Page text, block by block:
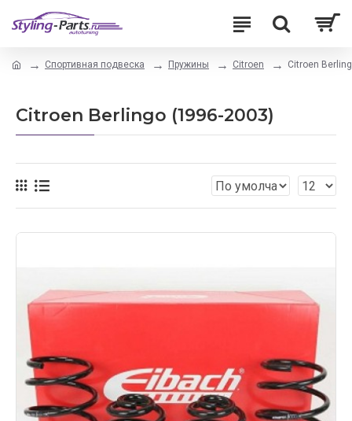
Спортивная подвеска Пружины Citroen Citroen
Citroen Berlingo (1996-2003)